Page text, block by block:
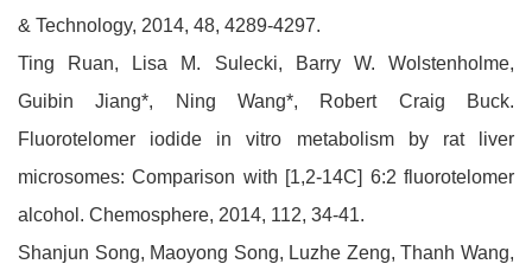
& Technology, 2014, 48, 4289-4297.
Ting Ruan, Lisa M. Sulecki, Barry W. Wolstenholme,
Guibin Jiang*, Ning Wang*, Robert Craig Buck.
Fluorotelomer iodide in vitro metabolism by rat liver
microsomes: Comparison with [1,2-14C] 6:2 fluorotelomer
alcohol. Chemosphere, 2014, 112, 34-41.
Shanjun Song, Maoyong Song, Luzhe Zeng, Thanh Wang,